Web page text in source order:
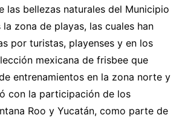
las bellezas naturales del Municipio
zona de playas, las cuales han
por turistas, playenses y en los
mexicana de frisbee que
entrenamientos en la zona norte y
con la participación de los
Roo y Yucatán, como parte de